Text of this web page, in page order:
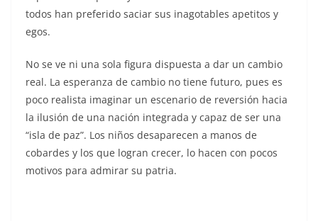
todos han preferido saciar sus inagotables apetitos y
egos.
No se ve ni una sola figura dispuesta a dar un cambio
real. La esperanza de cambio no tiene futuro, pues es
poco realista imaginar un escenario de reversión hacia
la ilusión de una nación integrada y capaz de ser una
“isla de paz”. Los niños desaparecen a manos de
cobardes y los que logran crecer, lo hacen con pocos
motivos para admirar su patria.